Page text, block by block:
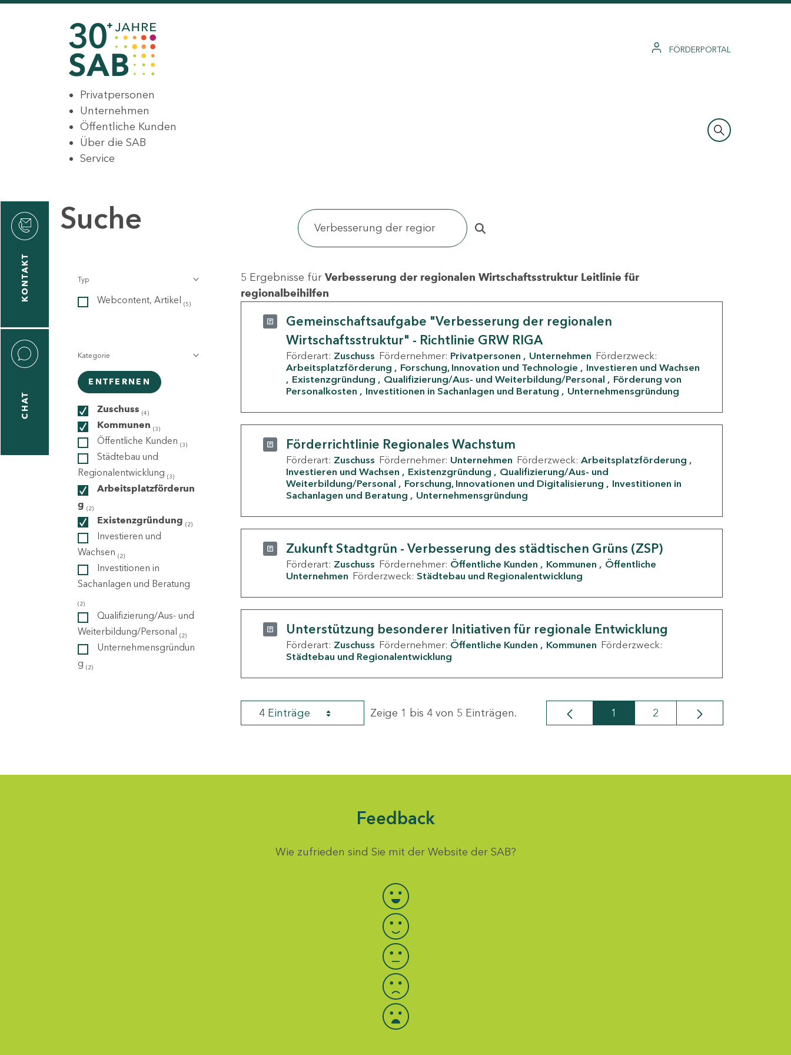
FÖRDERPORTAL
Privatpersonen
Unternehmen
Öffentliche Kunden
Über die SAB
Service
KONTAKT
CHAT
Suche
Typ
Webcontent, Artikel (5)
Kategorie
ENTFERNEN
Zuschuss (4)
Kommunen (3)
Öffentliche Kunden (3)
Städtebau und
Regionalentwicklung (3)
Arbeitsplatzförderun
g (2)
Existenzgründung (2)
Investieren und
Wachsen (2)
Investitionen in
Sachanlagen und Beratung
(2)
Qualifizierung/Aus- und
Weiterbildung/Personal (2)
Unternehmensgründun
g (2)
5 Ergebnisse für Verbesserung der regionalen Wirtschaftsstruktur Leitlinie für
regionalbeihilfen
Gemeinschaftsaufgabe "Verbesserung der regionalen
Wirtschaftsstruktur" - Richtlinie GRW RIGA
Förderart: Zuschuss Fördernehmer: Privatpersonen Unternehmen Förderzweck:
Arbeitsplatzförderung
Forschung, Innovation und Technologie
Investieren und Wachsen
Existenzgründung
Qualifizierung/Aus- und Weiterbildung/Personal
Förderung von
Personalkosten
Investitionen in Sachanlagen und Beratung Unternehmensgründung
Förderrichtlinie Regionales Wachstum
Förderart: Zuschuss Fördernehmer: Unternehmen Förderzweck: Arbeitsplatzförderung
Investieren und Wachsen
Existenzgründung
Qualifizierung/Aus- und
Weiterbildung/Personal
Forschung, Innovationen und Digitalisierung
Investitionen in
Sachanlagen und Beratung
Unternehmensgründung
Zukunft Stadtgrün - Verbesserung des städtischen Grüns (ZSP)
Förderart: Zuschuss Fördernehmer: Öffentliche Kunden Kommunen
Öffentliche
Unternehmen Förderzweck: Städtebau und Regionalentwicklung
Unterstützung besonderer Initiativen für regionale Entwicklung
Förderart: Zuschuss Fördernehmer: Öffentliche Kunden Kommunen Förderzweck:
Städtebau und Regionalentwicklung
4 Einträge Zeige 1 bis 4 von 5 Einträgen. Seite
1 Seite
2
Feedback
Wie zufrieden sind Sie mit der Website der SAB?
Bewertung auswählen